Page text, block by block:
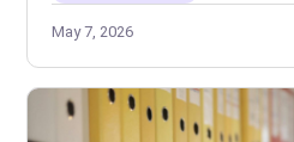
May 7, 2026